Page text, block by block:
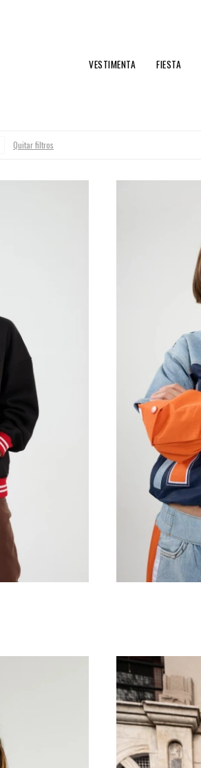
VESTIMENTA FIESTA
Quitar filtros